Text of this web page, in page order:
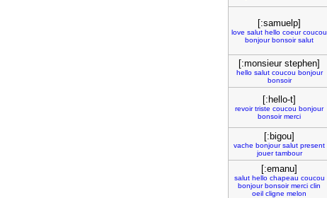
[:samuelp]
love salut hello coeur coucou
bonjour bonsoir salut
[:monsieur stephen]
hello salut coucou bonjour
bonsoir
[:hello-t]
revoir triste coucou bonjour
bonsoir merci
[:bigou]
vache bonjour salut present
jouer tambour
[:emanu]
salut hello chapeau coucou
bonjour bonsoir merci clin
oeil cligne melon